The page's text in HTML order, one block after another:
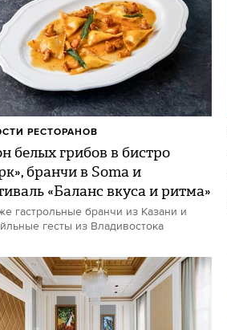
белых грибов в бистро
бранчи в Soma и
«Баланс вкуса и ритма»
гастрольные бранчи из Казани и
гесты из Владивостока
РЕСТОРАНОВ